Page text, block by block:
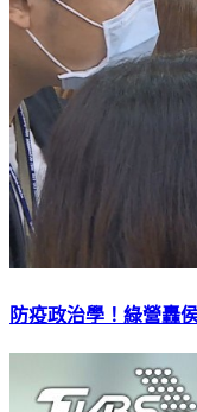
防疫政治學！綠營轟